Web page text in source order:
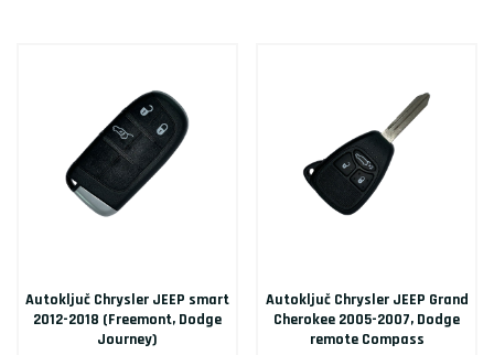
Autoključ Chrysler JEEP smart
2012-2018 (Freemont, Dodge
Journey)
Autoključ Chrysler JEEP Grand
Cherokee 2005-2007, Dodge
remote Compass